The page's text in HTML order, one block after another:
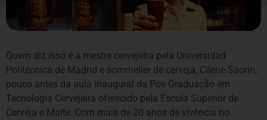
Quem diz isso é a mestre cervejeira pela Universidad
Politécnica de Madrid e sommelier de cerveja, Cilene Saorin,
pouco antes da aula inaugural da Pós Graduação em
Tecnologia Cervejeira oferecido pela Escola Superior de
Cerveja e Malte. Com mais de 20 anos de vivência no